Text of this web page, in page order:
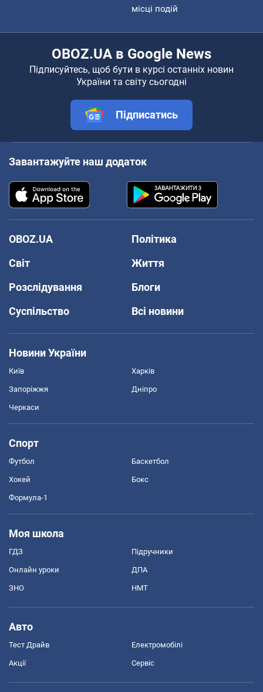
місці подій
OBOZ.UA в Google News
Підписуйтесь, щоб бути в курсі останніх новин
України та світу сьогодні
Підписатись
Завантажуйте наш додаток
OBOZ.UA
Політика
Світ
Життя
Розслідування
Блоги
Суспільство
Всі новини
Новини України
Київ Харків
Запоріжжя Дніпро
Черкаси
Спорт
Футбол Баскетбол
Хокей Бокс
Формула-1
Моя школа
ГДЗ Підручники
Онлайн уроки ДПА
ЗНО НМТ
Авто
Тест Драйв Електромобілі
Акції Сервіс